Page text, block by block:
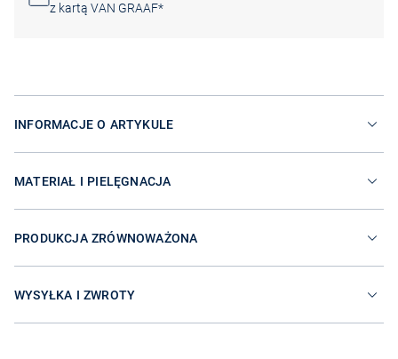
z kartą VAN GRAAF*
INFORMACJE O ARTYKULE
MATERIAŁ I PIELĘGNACJA
PRODUKCJA ZRÓWNOWAŻONA
WYSYŁKA I ZWROTY